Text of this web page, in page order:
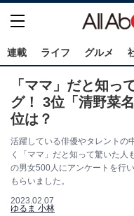
連載 ライフ グルメ
「ママ」だと知っ
グ！ 3位「清野菜
位は？
活躍している俳優やタレントの
く「ママ」だと知って驚いた人
の男女500人にアンケートを行
もらいました。
2023.02.07
ゆるま 小林